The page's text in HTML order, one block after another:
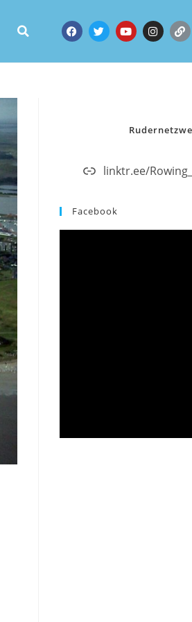
linktr.ee/
Facebook